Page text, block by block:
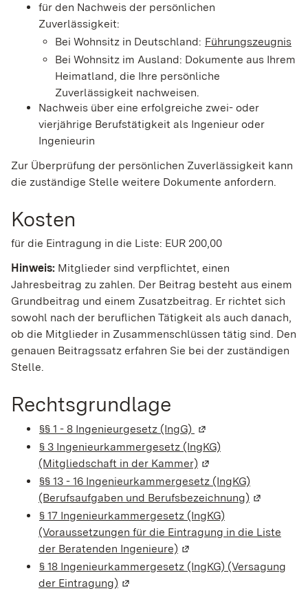
für den Nachweis der persönlichen
Zuverlässigkeit:
Bei Wohnsitz in Deutschland: Führungszeugnis
Bei Wohnsitz im Ausland: Dokumente aus Ihrem
Heimatland, die Ihre persönliche
Zuverlässigkeit nachweisen.
Nachweis über eine erfolgreiche zwei- oder
vierjährige Berufstätigkeit als Ingenieur oder
Ingenieurin
Zur Überprüfung der persönlichen Zuverlässigkeit kann
die zuständige Stelle weitere Dokumente anfordern.
Kosten
für die Eintragung in die Liste: EUR 200,00
Hinweis: Mitglieder sind verpflichtet, einen
Jahresbeitrag zu zahlen. Der Beitrag besteht aus einem
Grundbeitrag und einem Zusatzbeitrag. Er richtet sich
sowohl nach der beruflichen Tätigkeit als auch danach,
ob die Mitglieder in Zusammenschlüssen tätig sind. Den
genauen Beitragssatz erfahren Sie bei der zuständigen
Stelle.
Rechtsgrundlage
§§ 1 - 8 Ingenieurgesetz (IngG) (Wird in einem
§ 3 Ingenieurkammergesetz (IngKG)
(Mitgliedschaft in der Kammer) (Wird in einem
§§ 13 - 16 Ingenieurkammergesetz (IngKG)
(Berufsaufgaben und Berufsbezeichnung) (Wird in
§ 17 Ingenieurkammergesetz (IngKG)
(Voraussetzungen für die Eintragung in die Liste
der Beratenden Ingenieure) (Wird in einem neuen
§ 18 Ingenieurkammergesetz (IngKG) (Versagung
der Eintragung) (Wird in einem neuen Fenster